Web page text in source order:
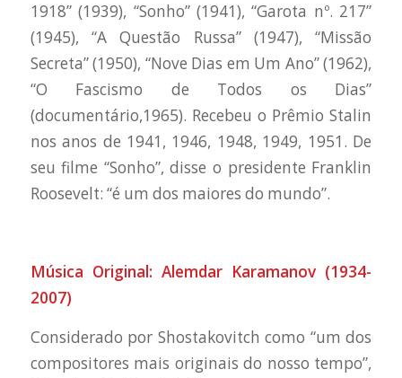
1918” (1939), “Sonho” (1941), “Garota nº. 217”
(1945), “A Questão Russa” (1947), “Missão
Secreta” (1950), “Nove Dias em Um Ano” (1962),
“O Fascismo de Todos os Dias”
(documentário,1965). Recebeu o Prêmio Stalin
nos anos de 1941, 1946, 1948, 1949, 1951. De
seu filme “Sonho”, disse o presidente Franklin
Roosevelt: “é um dos maiores do mundo”.
Música Original: Alemdar Karamanov (1934-
2007)
Considerado por Shostakovitch como “um dos
compositores mais originais do nosso tempo”,